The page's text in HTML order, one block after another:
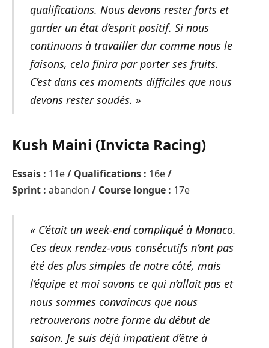
qualifications. Nous devons rester forts et
garder un état d’esprit positif. Si nous
continuons à travailler dur comme nous le
faisons, cela finira par porter ses fruits.
C’est dans ces moments difficiles que nous
devons rester soudés. »
Kush Maini (Invicta Racing)
Essais : 11e/ Qualifications : 16e/
Sprint : abandon / Course longue : 17e
« C’était un week-end compliqué à Monaco.
Ces deux rendez-vous consécutifs n’ont pas
été des plus simples de notre côté, mais
l’équipe et moi savons ce qui n’allait pas et
nous sommes convaincus que nous
retrouverons notre forme du début de
saison. Je suis déjà impatient d’être à